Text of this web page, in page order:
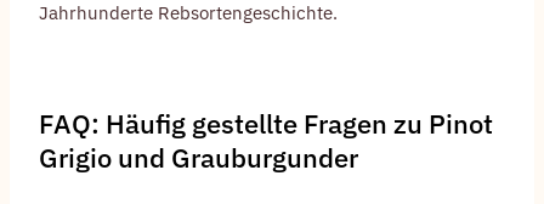
Jahrhunderte Rebsortengeschichte.
FAQ: Häufig gestellte Fragen zu Pinot
Grigio und Grauburgunder